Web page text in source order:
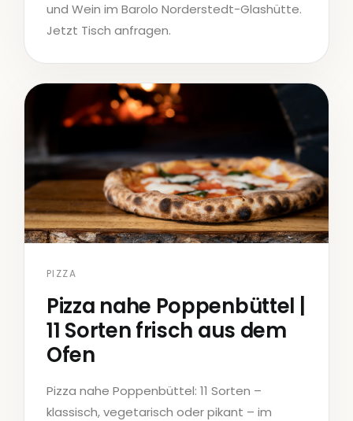
und Wein im Barolo Norderstedt-Glashütte.
Jetzt Tisch anfragen.
PIZZA
Pizza nahe Poppenbüttel |
11 Sorten frisch aus dem
Ofen
Pizza nahe Poppenbüttel: 11 Sorten –
klassisch, vegetarisch oder pikant – im